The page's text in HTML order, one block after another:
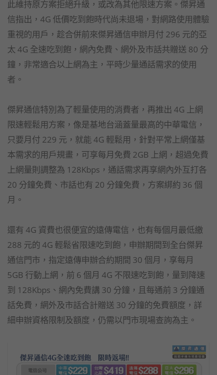
此維持原方案拒絕升級，或改為其他限速方案。傑昇通
信指出，4G 低價吃到飽時代尚未退場，對網路使用體驗
重視的用戶，趁合併前來傑昇通信申辦月付 296 元的亞
太 4G 全速吃到飽，網內免費、網外及市話共贈送 80 分
鐘，非常適合以上網為主，平時少量通話需求的使用
者。
傑昇通信特別為了輕量使用的消費者，再推出 4G 上網
限速輕鬆用方案，像是基地台涵蓋量最高的中華電信，
只要月付 229 元，就能 4G 輕鬆用，針對平常上網僅基
本需求的用戶規畫，可享每月免費 2GB 上網，超過免費
上網量則調整為 128Kbps，通話需求再享網內外互打各
20 分鐘免費、市話也有 20 分鐘免費，方案綁約 36 個
月。
還有 4G 資費也很便宜的遠傳電信，也有每個月最低繳
288 元的 4G 輕鬆省限速吃到飽，申辦期間到全台傑昇
通信門市，指定遠傳申辦合約期間 30 個月，享每月
5GB 行動上網，前 6 個月 4G 不限速吃到飽，量到降速
到 128Kbps、網內免費講 30 分鐘，且每通前 3 分鐘通
話免費，網外及市話合計贈送 30 分鐘的免費額度，詳
細申辦資格限制及額度，仍需以門市現場查詢為主。